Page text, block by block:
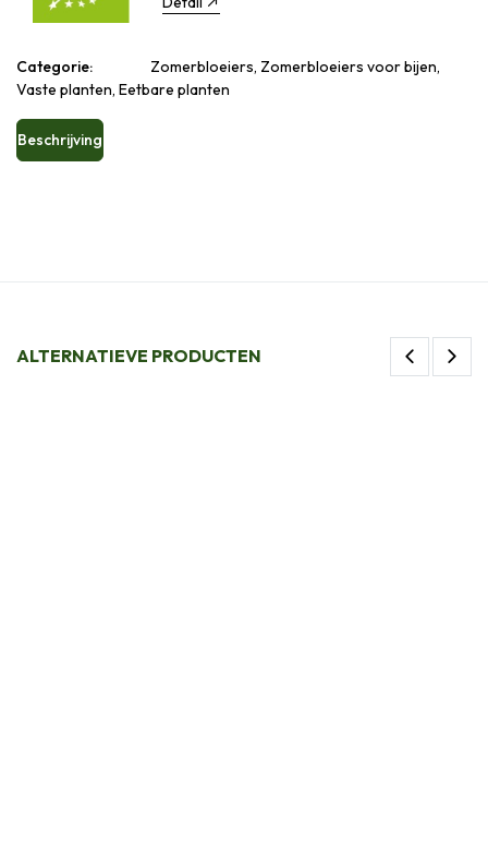
Categorie:
Zomerbloeiers, Zomerbloeiers voor bijen,
Vaste planten, Eetbare planten
Beschrijving
ALTERNATIEVE PRODUCTEN